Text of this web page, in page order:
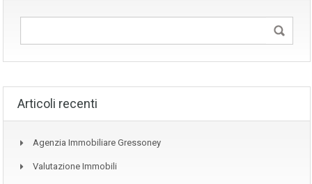
Articoli recenti
Agenzia Immobiliare Gressoney
Valutazione Immobili